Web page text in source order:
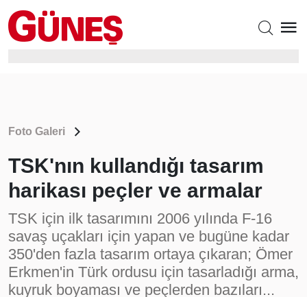
Foto Galeri
TSK'nın kullandığı tasarım
harikası peçler ve armalar
TSK için ilk tasarımını 2006 yılında F-16
savaş uçakları için yapan ve bugüne kadar
350'den fazla tasarım ortaya çıkaran; Ömer
Erkmen'in Türk ordusu için tasarladığı arma,
kuyruk boyaması ve peçlerden bazıları...